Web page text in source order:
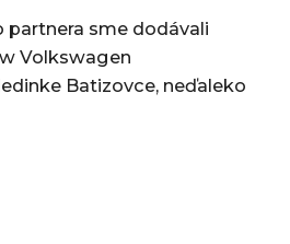
partnera sme dodávali
Volkswagen
Batizovce, neďaleko